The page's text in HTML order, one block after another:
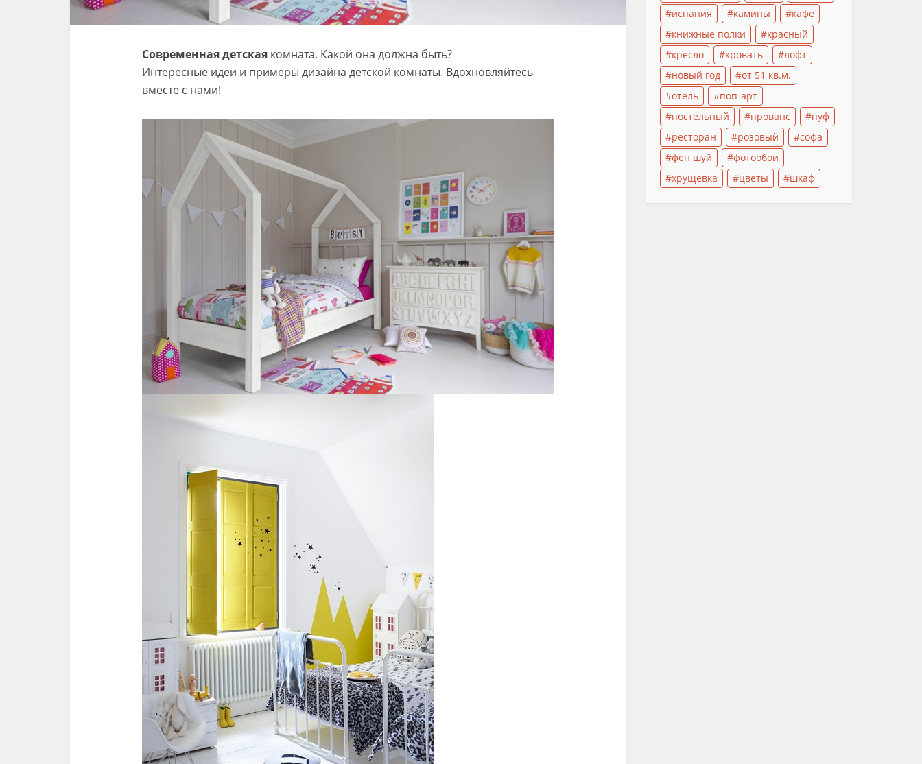
Современная детская комната. Какой она должна быть?
Интересные идеи и примеры дизайна детской комнаты. Вдохновляйтесь
вместе с нами!
испания
камины
кафе
книжные полки
красный
кресло
кровать
лофт
новый год
от 51 кв.м.
отель
поп-арт
постельный
прованс
пуф
ресторан
розовый
софа
фен шуй
фотообои
хрущевка
цветы шкаф